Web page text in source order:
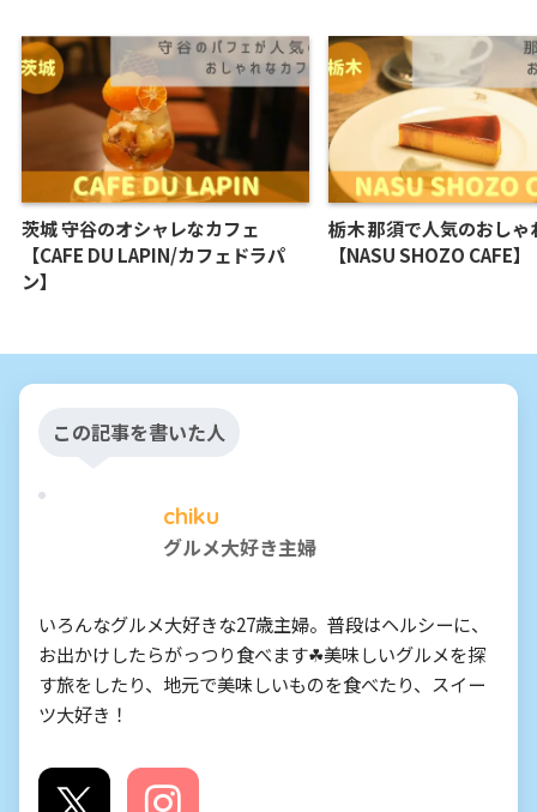
茨城 守谷のオシャレなカフェ
【CAFE DU LAPIN/カフェドラパ
ン】
栃木 那須で人気のおしゃ
【NASU SHOZO CAFE】
この記事を書いた人
chiku
グルメ大好き主婦
いろんなグルメ大好きな27歳主婦。普段はヘルシーに、
お出かけしたらがっつり食べます☘美味しいグルメを探
す旅をしたり、地元で美味しいものを食べたり、スイー
ツ大好き！